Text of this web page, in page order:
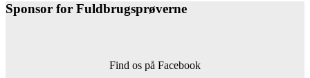
Sponsor for Fuldbrugsprøverne
Find os på Facebook